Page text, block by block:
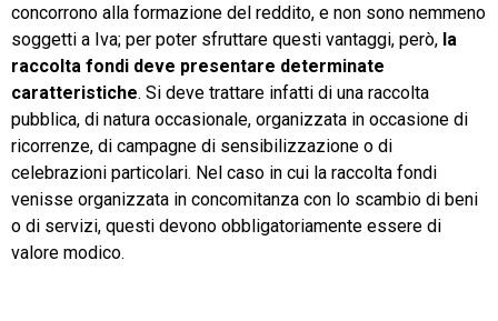
concorrono alla formazione del reddito, e non sono nemmeno
soggetti a Iva; per poter sfruttare questi vantaggi, però, la
raccolta fondi deve presentare determinate
caratteristiche. Si deve trattare infatti di una raccolta
pubblica, di natura occasionale, organizzata in occasione di
ricorrenze, di campagne di sensibilizzazione o di
celebrazioni particolari. Nel caso in cui la raccolta fondi
venisse organizzata in concomitanza con lo scambio di beni
o di servizi, questi devono obbligatoriamente essere di
valore modico.